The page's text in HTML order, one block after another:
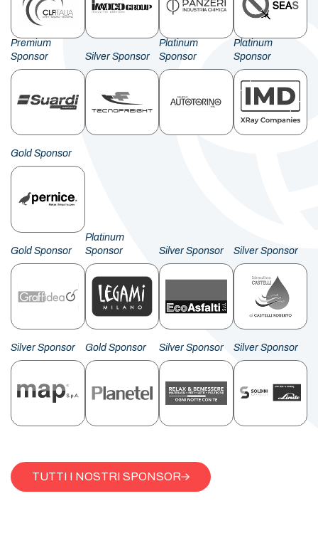
Premium
Sponsor
Silver Sponsor
Platinum
Sponsor
Platinum
Sponsor
Gold Sponsor
Gold Sponsor
Platinum
Sponsor
Silver Sponsor Silver Sponsor
Silver Sponsor Gold Sponsor Silver Sponsor Silver Sponsor
TUTTI I NOSTRI SPONSOR